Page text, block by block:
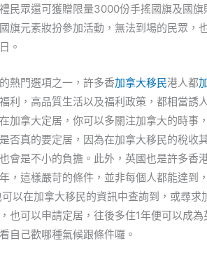
民眾還可獲贈限量3000份手搖國旗及國
旗元素妝扮參加活動，無法到場的民眾，
。
熱門選項之一，許多香加拿大移民港人都
利，高品質生活以及福利政策，都相當誘
加拿大定居，你可以多關注加拿大的時事
否真的要定居，因為在加拿大移民的稅收
會是不小的負擔。此外，英國也是許多香
，這樣嚴苛的條件，並非每個人都能達到
以在加拿大移民的資訊中查詢到，或尋
也可以申請定居，往後多住1年便可以成
自己歡哪種氣候跟條件囉。